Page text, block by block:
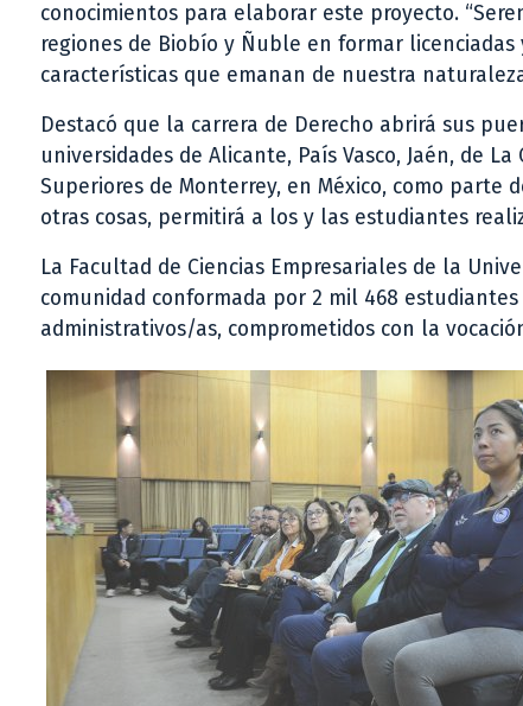
conocimientos para elaborar este proyecto.
regiones de Biobío y Ñuble en formar
características que emanan de nuestra
Destacó que la carrera de Derecho abrirá sus
universidades de Alicante, País Vasco, Jaén, de
Superiores de Monterrey, en México, como
otras cosas, permitirá a los y las estudiantes
La Facultad de Ciencias Empresariales de la
comunidad conformada por 2 mil 468
administrativos/as, comprometidos con la